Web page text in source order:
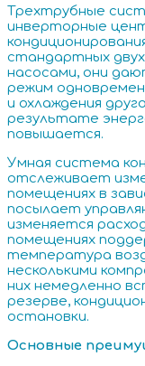
Трехтрубные
инверторные
стандартных
насосами, они
режим
и охлаждения
результате
повышается.
Умная система
отслеживает
помещениях в
посылает
изменяется
помещениях
температура
несколькими
них немедленно
резерве,
остановки.
Основные